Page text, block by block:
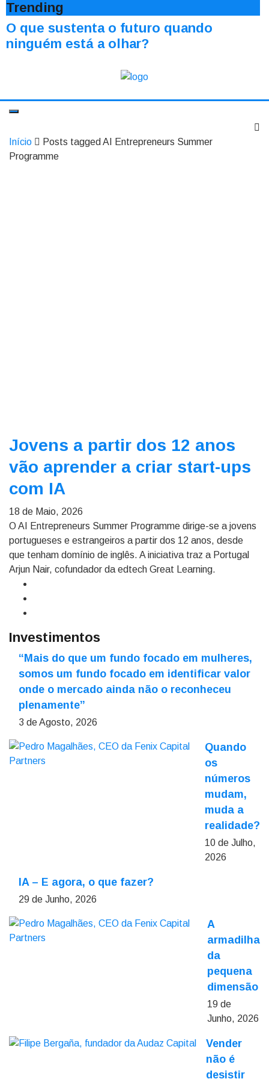
Trending
O que sustenta o futuro quando
ninguém está a olhar?
Início
Posts tagged AI Entrepreneurs Summer
Programme
Jovens a partir dos 12 anos
vão aprender a criar start-ups
com IA
18 de Maio, 2026
O AI Entrepreneurs Summer Programme dirige-se a jovens
portugueses e estrangeiros a partir dos 12 anos, desde
que tenham domínio de inglês. A iniciativa traz a Portugal
Arjun Nair, cofundador da edtech Great Learning.
Investimentos
“Mais do que um fundo focado em mulheres,
somos um fundo focado em identificar valor
onde o mercado ainda não o reconheceu
plenamente”
3 de Agosto, 2026
Quando
os
números
mudam,
muda a
realidade?
10 de Julho,
2026
IA – E agora, o que fazer?
29 de Junho, 2026
A
armadilha
da
pequena
dimensão
19 de
Junho, 2026
Vender
não é
desistir